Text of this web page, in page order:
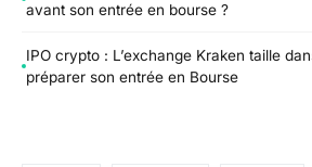
avant son entrée en bourse ?
IPO crypto : L’exchange Kraken taille
préparer son entrée en Bourse